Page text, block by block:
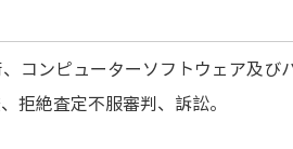
コンピューターソフトウェア及び
拒絶査定不服審判、訴訟。